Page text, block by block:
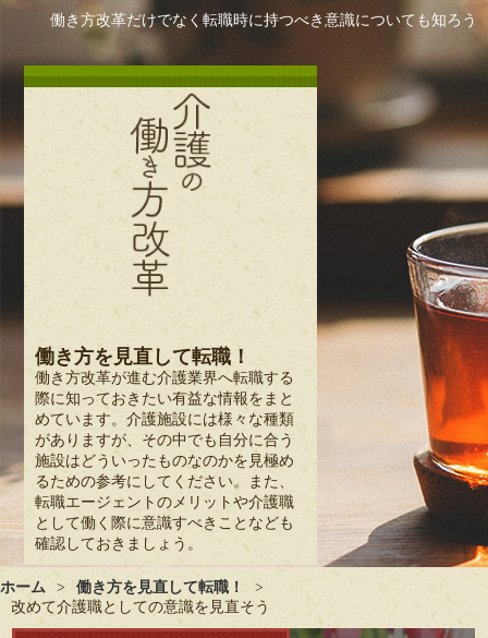
働き方改革だけでなく転職時に持つべき意識についても知ろう
働き方を見直して転職！
働き方改革が進む介護業界へ転職する
際に知っておきたい有益な情報をまと
めています。介護施設には様々な種類
がありますが、その中でも自分に合う
施設はどういったものなのかを見極め
るための参考にしてください。また、
転職エージェントのメリットや介護職
として働く際に意識すべきことなども
確認しておきましょう。
ホーム > 働き方を見直して転職！
>
改めて介護職としての意識を見直そう